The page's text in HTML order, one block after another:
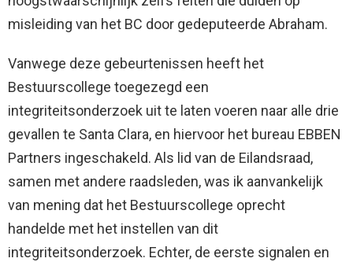
misleiding van het BC door gedeputeerde Abraham.
Vanwege deze gebeurtenissen heeft het
Bestuurscollege toegezegd een
integriteitsonderzoek uit te laten voeren naar alle drie
gevallen te Santa Clara, en hiervoor het bureau EBBEN
Partners ingeschakeld. Als lid van de Eilandsraad,
samen met andere raadsleden, was ik aanvankelijk
van mening dat het Bestuurscollege oprecht
handelde met het instellen van dit
integriteitsonderzoek. Echter, de eerste signalen en